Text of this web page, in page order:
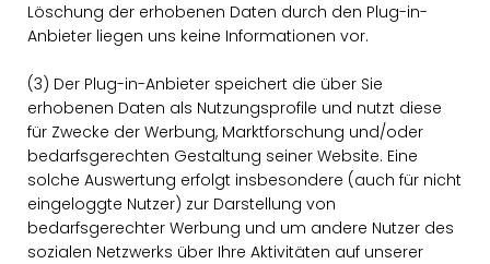
Löschung der erhobenen Daten durch den Plug-in-
Anbieter liegen uns keine Informationen vor.
(3) Der Plug-in-Anbieter speichert die über Sie
erhobenen Daten als Nutzungsprofile und nutzt diese
für Zwecke der Werbung, Marktforschung und/oder
bedarfsgerechten Gestaltung seiner Website. Eine
solche Auswertung erfolgt insbesondere (auch für nicht
eingeloggte Nutzer) zur Darstellung von
bedarfsgerechter Werbung und um andere Nutzer des
sozialen Netzwerks über Ihre Aktivitäten auf unserer